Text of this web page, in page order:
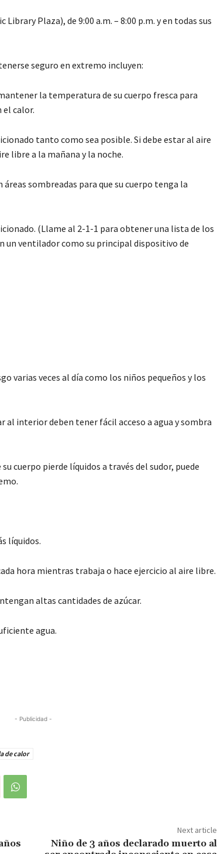
Plaza), de 9:00 a.m. – 8:00 p.m. y en todas sus
seguro en extremo incluyen:
la temperatura de su cuerpo fresca para
el calor.
tanto como sea posible. Si debe estar al aire
libre a la mañana y la noche.
sombreadas para que su cuerpo tenga la
(Llame al 2-1-1 para obtener una lista de los
un ventilador como su principal dispositivo de
varias veces al día como los niños pequeños y los
al interior deben tener fácil acceso a agua y sombra
cuerpo pierde líquidos a través del sudor, puede
líquidos.
hora mientras trabaja o hace ejercicio al aire libre.
altas cantidades de azúcar.
agua.
- Publicidad -
de calor
Next article
Niño de 3 años declarado muerto al